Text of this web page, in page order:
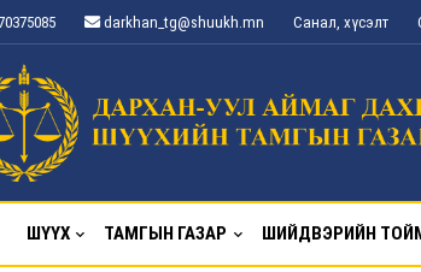
darkhan_tg@shuukh.mn Санал, хүсэлт
ШҮҮХ ТАМГЫН ГАЗАР ШИЙДВЭРИЙН